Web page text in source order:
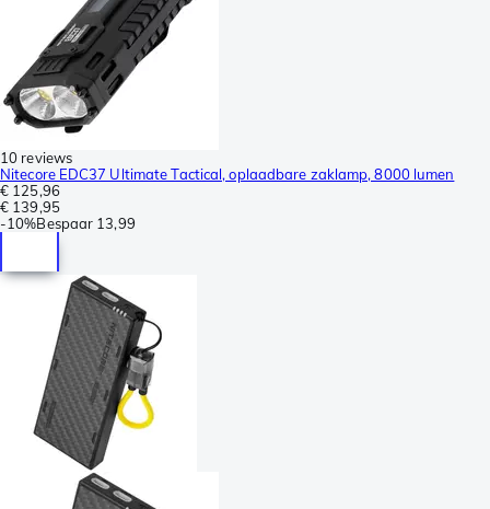
10 reviews
Nitecore EDC37 Ultimate Tactical, oplaadbare zaklamp, 8000 lumen
€ 125,96
€ 139,95
-10%Bespaar 13,99